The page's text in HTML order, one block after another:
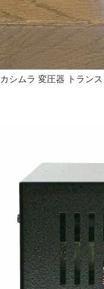
カシムラ 変圧器 トラン